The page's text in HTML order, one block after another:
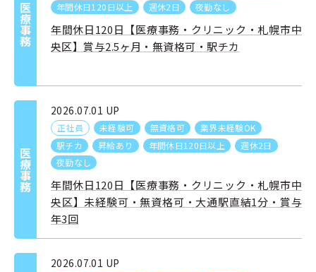
医療事務
年間休日120日以上
週休2日 夜勤なし
年間休日120日【医療事務・クリニック・札幌市中
央区】賞与2.5ヶ月・無資格可・駅チカ
医療事務
2026.07.01 UP
正社員 未経験可 無資格可
業界未経験OK
駅チカ
昇給あり 年間休日120日以上
週休2日
夜勤なし
年間休日120日【医療事務・クリニック・札幌市中
央区】未経験可・無資格可・大通駅直結1分・賞与
年3回
2026.07.01 UP